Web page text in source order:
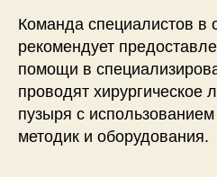
Команда специалистов в
рекомендует
помощи в
проводят хирургическое
пузыря с
методик и оборудования.